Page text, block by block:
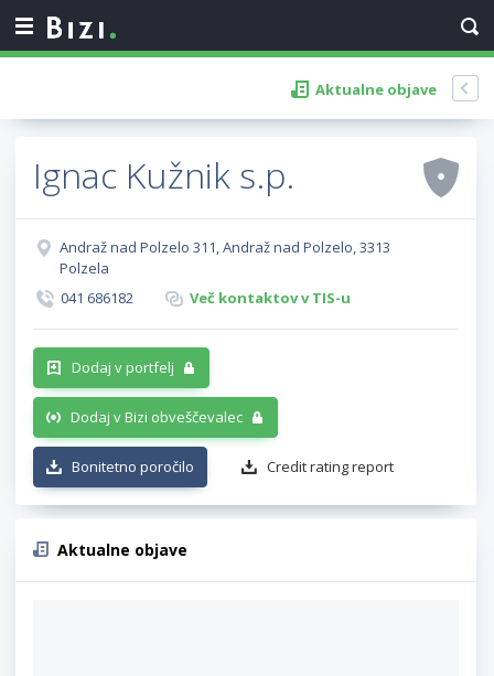
Aktualne objave
Ignac Kužnik s.p.
Andraž nad Polzelo 311, Andraž nad Polzelo, 3313
Polzela
041 686182
Več kontaktov v TIS-u
Dodaj v portfelj
Dodaj v Bizi obveščevalec
Bonitetno poročilo Credit rating report
Aktualne objave